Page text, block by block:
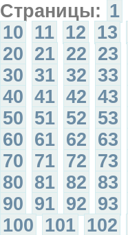
Страницы: 1
10 11 12 13
20 21 22 23
30 31 32 33
40 41 42 43
50 51 52 53
60 61 62 63
70 71 72 73
80 81 82 83
90 91 92 93
100 101 102